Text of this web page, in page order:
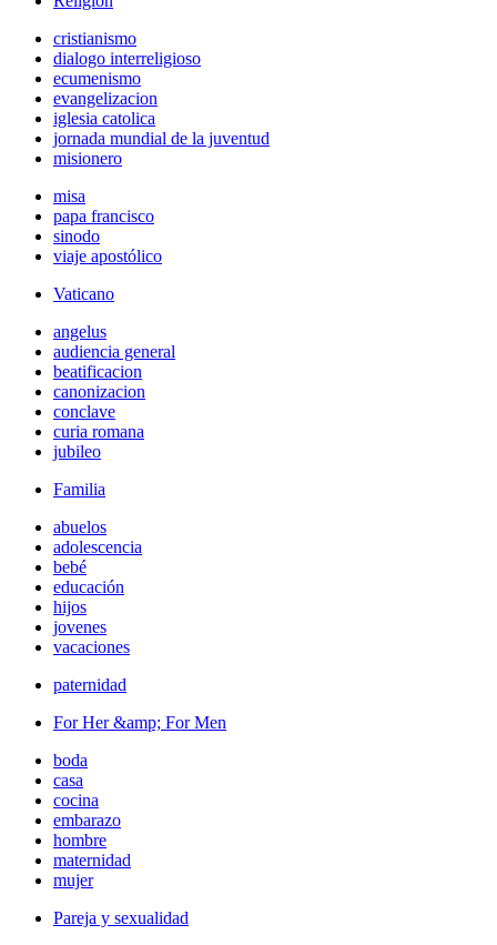
cristianismo
dialogo interreligioso
ecumenismo
evangelizacion
iglesia catolica
jornada mundial de la juventud
misionero
misa
papa francisco
sinodo
viaje apostólico
Vaticano
angelus
audiencia general
beatificacion
canonizacion
conclave
curia romana
jubileo
Familia
abuelos
adolescencia
bebé
educación
hijos
jovenes
vacaciones
paternidad
For Her &amp; For Men
boda
casa
cocina
embarazo
hombre
maternidad
mujer
Pareja y sexualidad